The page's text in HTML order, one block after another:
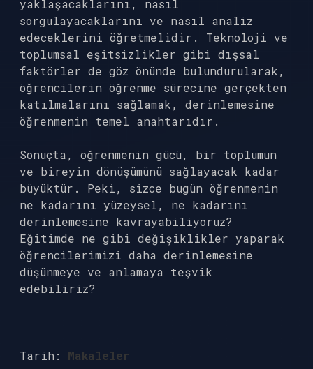
yaklaşacaklarını, nasıl
sorgulayacaklarını ve nasıl analiz
edeceklerini öğretmelidir. Teknoloji ve
toplumsal eşitsizlikler gibi dışsal
faktörler de göz önünde bulundurularak,
öğrencilerin öğrenme sürecine gerçekten
katılmalarını sağlamak, derinlemesine
öğrenmenin temel anahtarıdır.
Sonuçta, öğrenmenin gücü, bir toplumun
ve bireyin dönüşümünü sağlayacak kadar
büyüktür. Peki, sizce bugün öğrenmenin
ne kadarını yüzeysel, ne kadarını
derinlemesine kavrayabiliyoruz?
Eğitimde ne gibi değişiklikler yaparak
öğrencilerimizi daha derinlemesine
düşünmeye ve anlamaya teşvik
edebiliriz?
Tarih: Makaleler